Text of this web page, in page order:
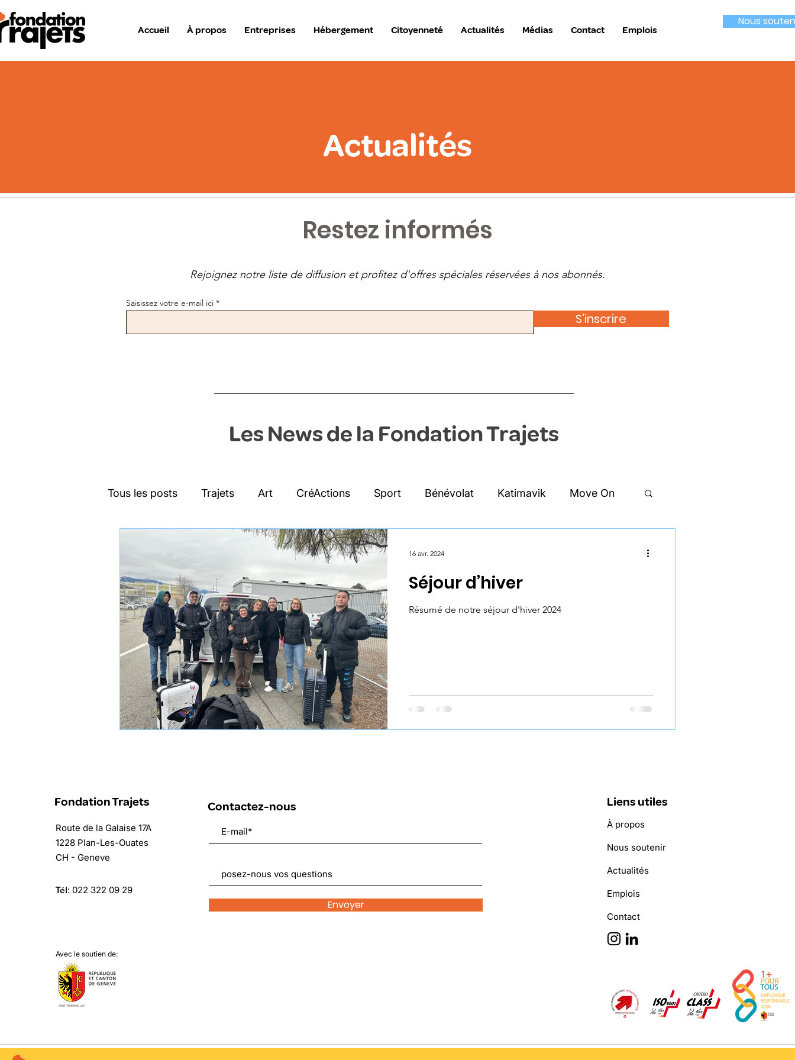
Accueil À propos Entreprises Hébergement Citoyenneté Actualités Médias Contact Emplois
Nous
Actualités
Restez informés
Rejoignez notre liste de diffusion et profitez d'offres spéciales réservées à nos abonnés.
Saisissez votre e-mail ici
S'inscrire
Les News de la Fondation Trajets
Tous les posts Trajets Art CréActions Sport Bénévolat Katimavik Move On
Katimavik La Manivelle Projet Zéro Déchet
Hébergement Info interne collaborateurs Séjour d’hiver
Résumé de notre séjour d'hiver 2024
16 avr. 2024
Fondation Trajets
Route de la Galaise 17A
1228 Plan-Les-Ouates
CH - Geneve
Tél: 022 322 09 29
Avec le soutien de:
Contactez-nous
Envoyer
Liens utiles
À propos
Nous soutenir
Actualités
Emplois
Contact